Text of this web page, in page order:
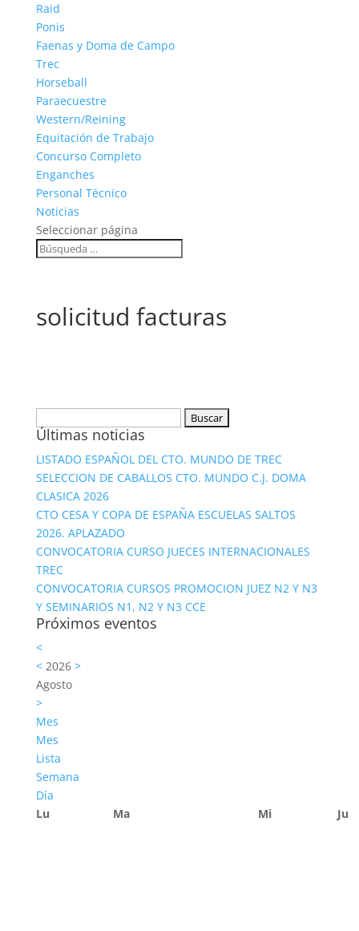
Raid
Ponis
Faenas y Doma de Campo
Trec
Horseball
Paraecuestre
Western/Reining
Equitación de Trabajo
Concurso Completo
Enganches
Personal Técnico
Noticias
Seleccionar página
solicitud facturas
Últimas noticias
LISTADO ESPAÑOL DEL CTO. MUNDO DE TREC
SELECCION DE CABALLOS CTO. MUNDO C.J. DOMA
CLASICA 2026
CTO CESA Y COPA DE ESPAÑA ESCUELAS SALTOS
2026. APLAZADO
CONVOCATORIA CURSO JUECES INTERNACIONALES
TREC
CONVOCATORIA CURSOS PROMOCION JUEZ N2 Y N3
Y SEMINARIOS N1, N2 Y N3 CCE
Próximos eventos
<
<2026 >
Agosto
>
Mes
Mes
Lista
Semana
Día
Lu
Ma Mi Ju